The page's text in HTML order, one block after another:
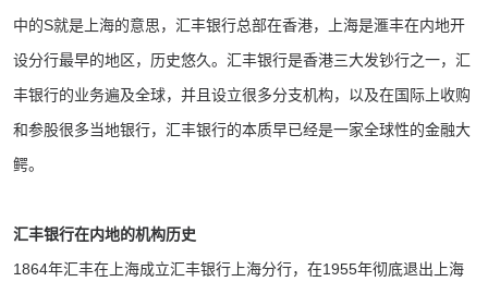
中的S就是上海的意思，汇丰银行总部在香港，上海是滙丰在内地开
设分行最早的地区，历史悠久。汇丰银行是香港三大发钞行之一，汇
丰银行的业务遍及全球，并且设立很多分支机构，以及在国际上收购
和参股很多当地银行，汇丰银行的本质早已经是一家全球性的金融大
鳄。
汇丰银行在内地的机构历史
1864年汇丰在上海成立汇丰银行上海分行，在1955年彻底退出上海